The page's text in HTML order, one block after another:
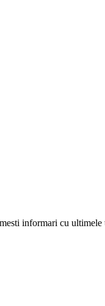
informari cu ultimele